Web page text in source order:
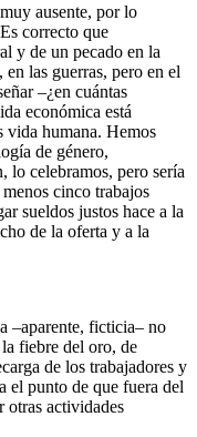
ausente, por lo
correcto que
y de un pecado en la
las guerras, pero en el
­–¿en cuántas
económica está
vida humana. Hemos
de género,
lo celebramos, pero sería
cinco trabajos
sueldos justos hace a la
de la oferta y a la
­–aparente, ficticia– no
fiebre del oro, de
de los trabajadores y
el punto de que fuera del
otras actividades